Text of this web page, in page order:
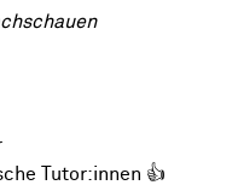
Tutor:innen 👍